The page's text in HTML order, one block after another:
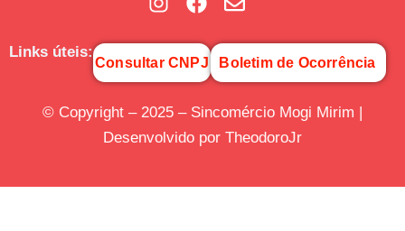
Links úteis:
Consultar CNPJ Boletim de Ocorrência
© Copyright – 2025 – Sincomércio Mogi Mirim |
Desenvolvido por TheodoroJr